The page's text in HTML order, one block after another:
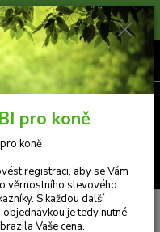
aby na horní liště přepnuli
nákup.
Hledat
0ks
zaKč 0,00
8 let od vzniku značky
pro koně
koně
registraci, aby se Vám
věrnostního slevového
S každou další
je tedy nutné
Vaše cena.